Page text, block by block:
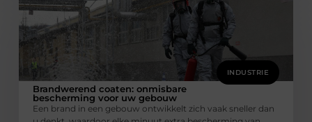
INDUSTRIE
Brandwerend coaten: onmisbare
bescherming voor uw gebouw
Een brand in een gebouw ontwikkelt zich vaak sneller dan